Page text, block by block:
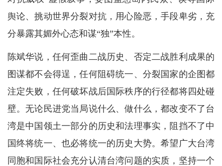
舆论、挑动世界分裂对抗，用心险恶，手段卑劣，充
分暴露其媚外心态和谋“独”本性。
陈斌华说，任何歪曲二战历史、否定二战胜利成果的
图谋都不会得逞，任何阻碍统一、分裂国家的企图都
注定失败，任何破坏战后国际秩序的行径都将四处碰
壁。无论民进党当局说什么、做什么，都改变不了台
湾是中国领土一部分的历史和法理事实，阻挡不了中
国终将统一、也必将统一的历史大势。希望广大台湾
同胞和国际社会充分认清台湾问题的实质，坚持一个